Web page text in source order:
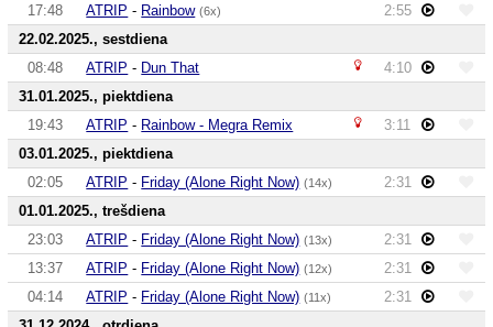
17:48
ATRIP - Rainbow (6x)
2:55
22.02.2025., sestdiena
08:48
ATRIP - Dun That
4:10
31.01.2025., piektdiena
19:43
ATRIP - Rainbow - Megra Remix
3:11
03.01.2025., piektdiena
02:05
ATRIP - Friday (Alone Right Now) (14x)
2:31
01.01.2025., trešdiena
23:03
ATRIP - Friday (Alone Right Now) (13x)
2:31
13:37
ATRIP - Friday (Alone Right Now) (12x)
2:31
04:14
ATRIP - Friday (Alone Right Now) (11x)
2:31